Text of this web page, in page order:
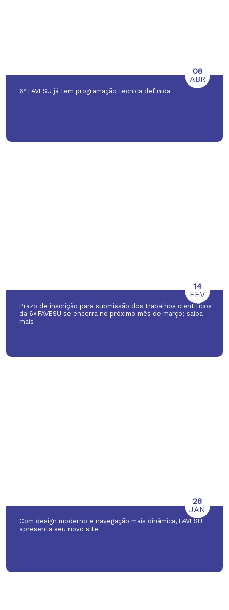
6ª FAVESU já tem programação técnica definida
08
ABR
Prazo de inscrição para submissão dos trabalhos científicos
da 6ª FAVESU se encerra no próximo mês de março; saiba
mais
14
FEV
Com design moderno e navegação mais dinâmica, FAVESU
apresenta seu novo site
28
JAN